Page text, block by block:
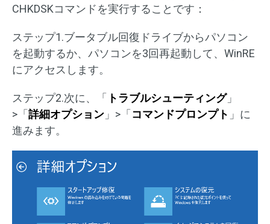
CHKDSKコマンドを実行することです：
ステップ1.ブータブル回復ドライブからパソコン
を起動するか、パソコンを3回再起動して、WinRE
にアクセスします。
ステップ2.次に、「 トラブルシューティング」
>「 詳細オプション 」>「 コマンドプロンプト 」に
進みます。